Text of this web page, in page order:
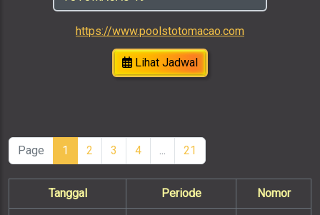
https://www.poolstotomacao.com
Lihat Jadwal
Page 1 2 3 4 ... 21
Tanggal Periode Nomor